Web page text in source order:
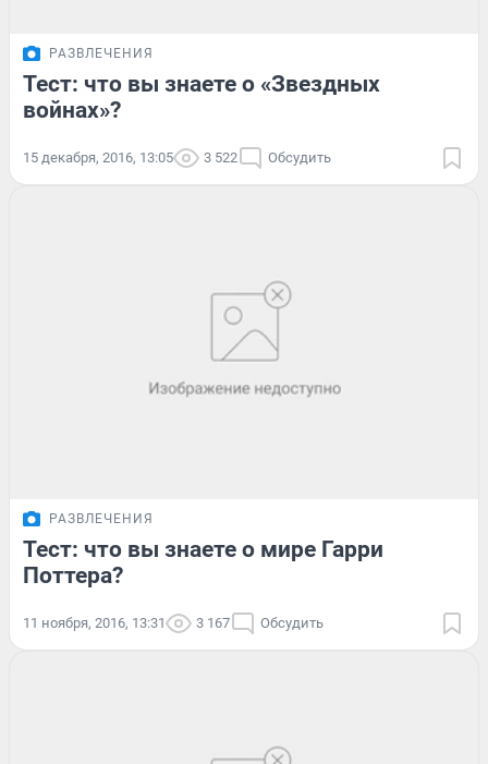
РАЗВЛЕЧЕНИЯ
Тест: что вы знаете о «Звездных
войнах»?
15 декабря, 2016, 13:05 3 522 Обсудить
РАЗВЛЕЧЕНИЯ
Тест: что вы знаете о мире Гарри
Поттера?
11 ноября, 2016, 13:31 3 167 Обсудить